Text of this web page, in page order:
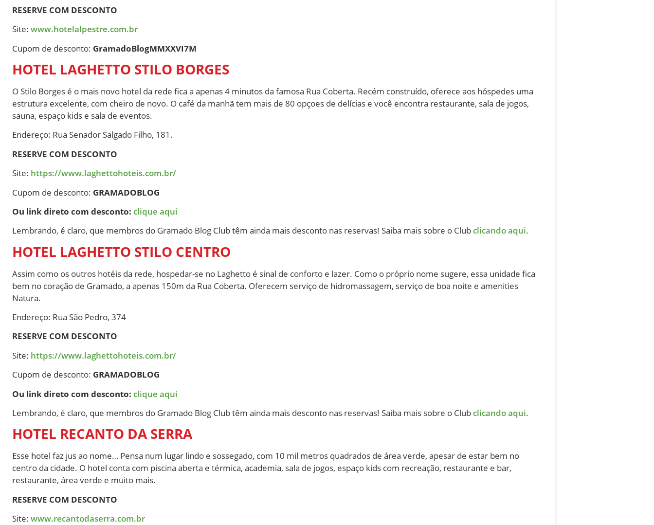
RESERVE COM DESCONTO
Site: www.hotelalpestre.com.br
Cupom de desconto: GramadoBlogMMXXVI7M
HOTEL LAGHETTO STILO BORGES
O Stilo Borges é o mais novo hotel da rede fica a apenas 4 minutos da famosa Rua Coberta. Recém construído, oferece aos hóspedes uma
estrutura excelente, com cheiro de novo. O café da manhã tem mais de 80 opçoes de delícias e você encontra restaurante, sala de jogos,
sauna, espaço kids e sala de eventos.
Endereço: Rua Senador Salgado Filho, 181.
RESERVE COM DESCONTO
Site: https://www.laghettohoteis.com.br/
Cupom de desconto: GRAMADOBLOG
Ou link direto com desconto: clique aqui
Lembrando, é claro, que membros do Gramado Blog Club têm ainda mais desconto nas reservas! Saiba mais sobre o Clubclicando aqui.
HOTEL LAGHETTO STILO CENTRO
Assim como os outros hotéis da rede, hospedar-se no Laghetto é sinal de conforto e lazer. Como o próprio nome sugere, essa unidade fica
bem no coração de Gramado, a apenas 150m da Rua Coberta. Oferecem serviço de hidromassagem, serviço de boa noite e amenities
Natura.
Endereço: Rua São Pedro, 374
RESERVE COM DESCONTO
Site: https://www.laghettohoteis.com.br/
Cupom de desconto: GRAMADOBLOG
Ou link direto com desconto: clique aqui
Lembrando, é claro, que membros do Gramado Blog Club têm ainda mais desconto nas reservas! Saiba mais sobre o Clubclicando aqui.
HOTEL RECANTO DA SERRA
Esse hotel faz jus ao nome… Pensa num lugar lindo e sossegado, com 10 mil metros quadrados de área verde, apesar de estar bem no
centro da cidade. O hotel conta com piscina aberta e térmica, academia, sala de jogos, espaço kids com recreação, restaurante e bar,
restaurante, área verde e muito mais.
RESERVE COM DESCONTO
Site: www.recantodaserra.com.br